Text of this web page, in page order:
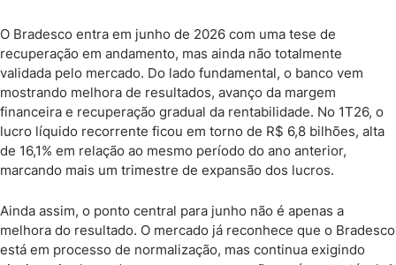
O Bradesco entra em junho de 2026 com uma tese de
recuperação em andamento, mas ainda não totalmente
validada pelo mercado. Do lado fundamental, o banco vem
mostrando melhora de resultados, avanço da margem
financeira e recuperação gradual da rentabilidade. No 1T26, o
lucro líquido recorrente ficou em torno de R$ 6,8 bilhões, alta
de 16,1% em relação ao mesmo período do ano anterior,
marcando mais um trimestre de expansão dos lucros.
Ainda assim, o ponto central para junho não é apenas a
melhora do resultado. O mercado já reconhece que o Bradesco
está em processo de normalização, mas continua exigindo